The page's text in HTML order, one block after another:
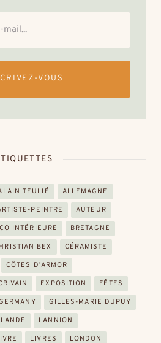
VOUS
TEULIÉ ALLEMAGNE
PEINTRE AUTEUR
INTÉRIEURE BRETAGNE
BEX CÉRAMISTE
CÔTES D'ARMOR
EXPOSITION FÊTES
GILLES-MARIE DUPUY
LANNION
LIVRES LONDON